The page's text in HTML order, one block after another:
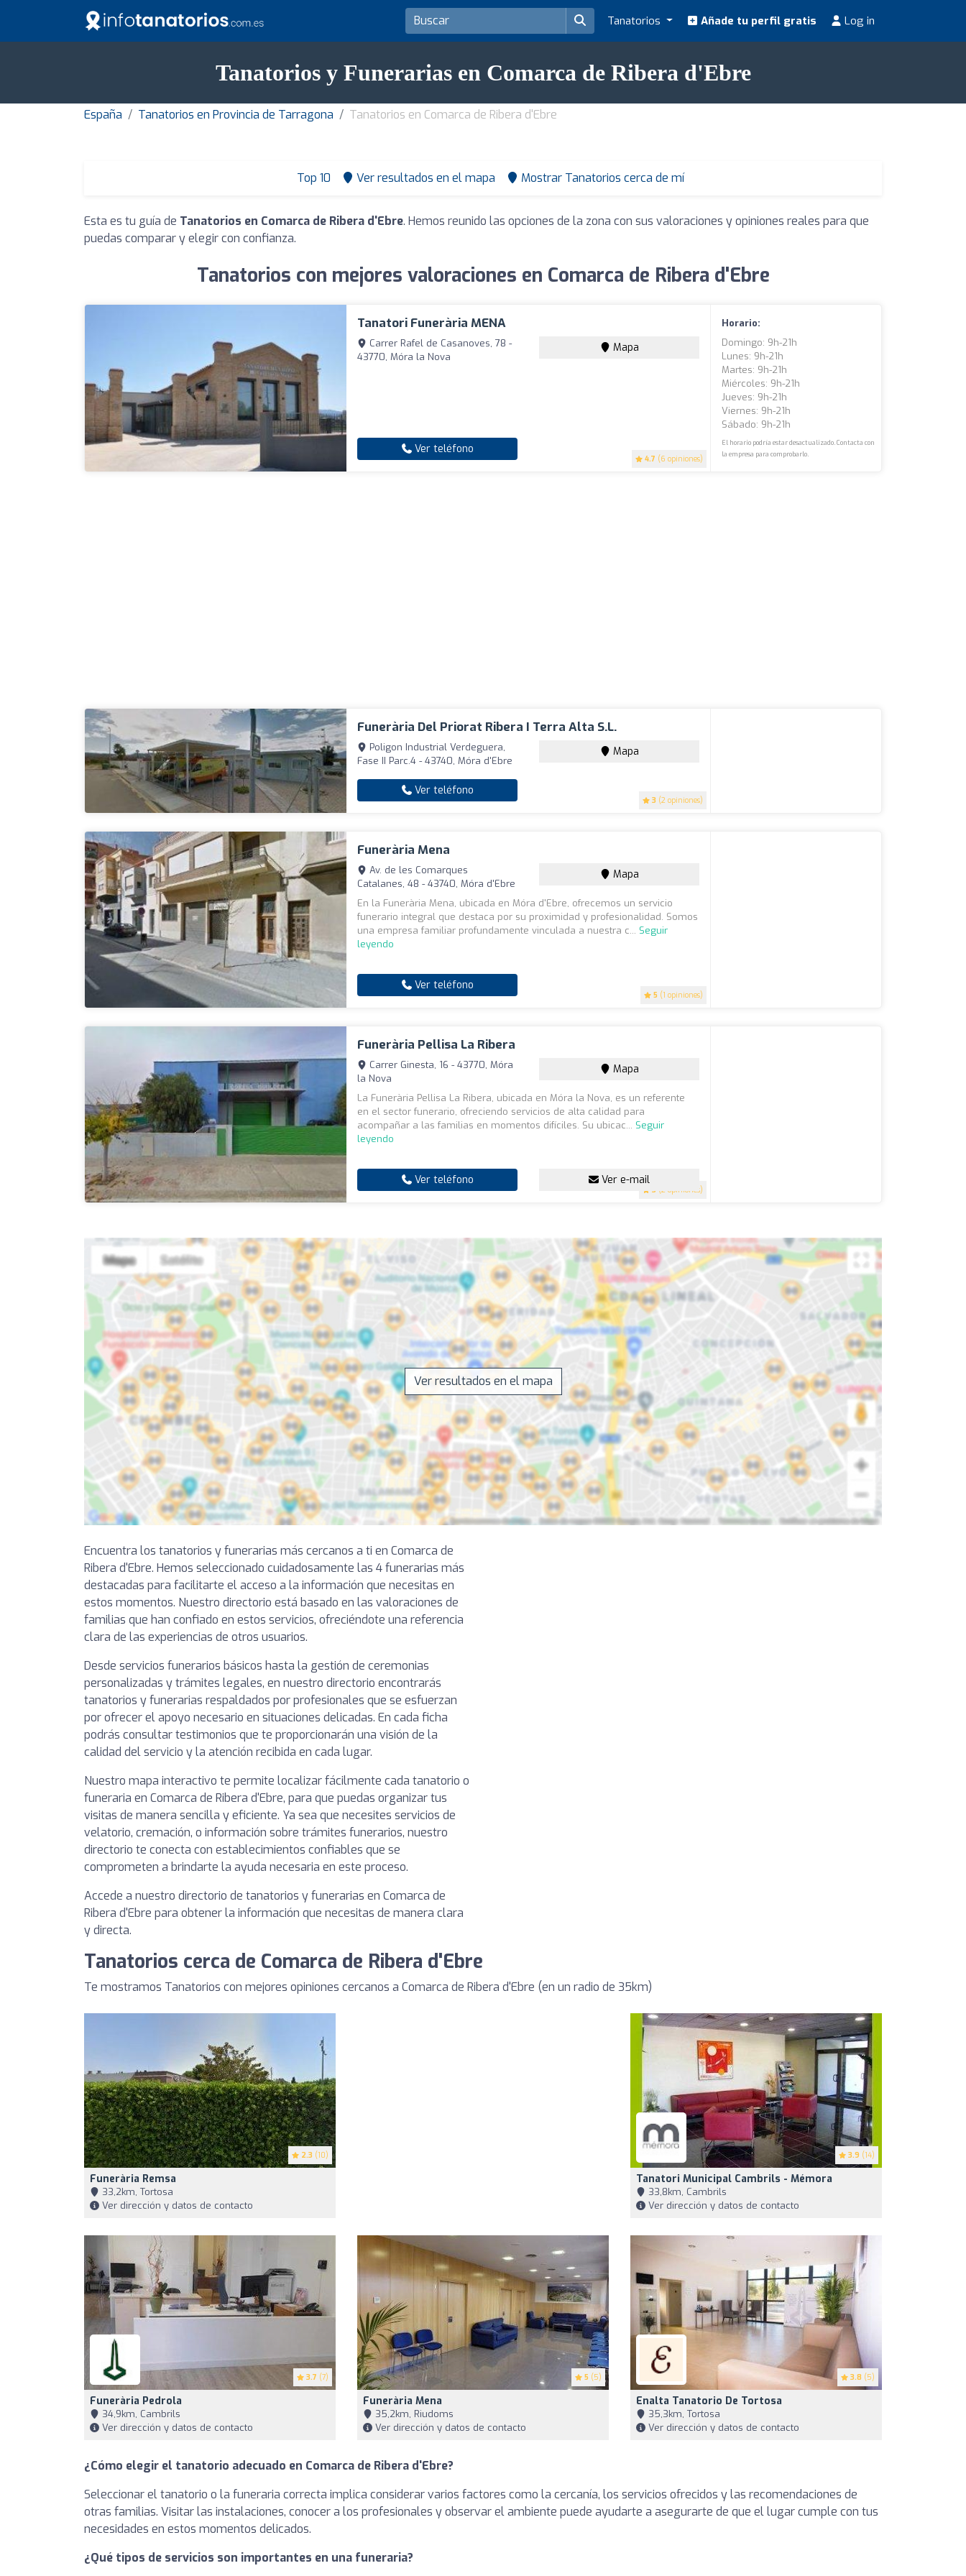
Tanatorios Añade tu perfil gratis Log in
Tanatorios y Funerarias en Comarca de Ribera d'Ebre
España Tanatorios en Provincia de Tarragona Tanatorios en Comarca de Ribera d'Ebre
Top 10 Ver resultados en el mapa Mostrar Tanatorios cerca de mí
Esta es tu guía de Tanatorios en Comarca de Ribera d'Ebre. Hemos reunido las opciones de la zona con sus valoraciones y opiniones reales para que
puedas comparar y elegir con confianza.
Tanatorios con mejores valoraciones en Comarca de Ribera d'Ebre
Tanatori Funerària MENA
4.7 (6 opiniones)
Carrer Rafel de Casanoves, 78 -
43770, Móra la Nova
Mapa
Ver teléfono
Horario:
Domingo: 9h-21h
Lunes: 9h-21h
Martes: 9h-21h
Miércoles: 9h-21h
Jueves: 9h-21h
Viernes: 9h-21h
Sábado: 9h-21h
El horario podría estar desactualizado. Contacta con
la empresa para comprobarlo.
Funerària Del Priorat Ribera I Terra Alta S.l.
3 (2 opiniones)
Poligon Industrial Verdeguera,
Fase II Parc.4 - 43740, Móra d'Ebre
Mapa
Ver teléfono
Funerària Mena
5 (1 opiniones)
Av. de les Comarques
Catalanes, 48 - 43740, Móra d'Ebre
Mapa
En la Funerària Mena, ubicada en Móra d'Ebre, ofrecemos un servicio
funerario integral que destaca por su proximidad y profesionalidad. Somos
una empresa familiar profundamente vinculada a nuestra c... Seguir
leyendo
Ver teléfono
Funerària Pellisa La Ribera
3 (2 opiniones)
Carrer Ginesta, 16 - 43770, Móra
la Nova
Mapa
La Funerària Pellisa La Ribera, ubicada en Móra la Nova, es un referente
en el sector funerario, ofreciendo servicios de alta calidad para
acompañar a las familias en momentos difíciles. Su ubicac... Seguir
leyendo
Ver teléfono Ver e-mail
Ver resultados en el mapa
Encuentra los tanatorios y funerarias más cercanos a ti en Comarca de
Ribera d'Ebre. Hemos seleccionado cuidadosamente las 4 funerarias más
destacadas para facilitarte el acceso a la información que necesitas en
estos momentos. Nuestro directorio está basado en las valoraciones de
familias que han confiado en estos servicios, ofreciéndote una referencia
clara de las experiencias de otros usuarios.
Desde servicios funerarios básicos hasta la gestión de ceremonias
personalizadas y trámites legales, en nuestro directorio encontrarás
tanatorios y funerarias respaldados por profesionales que se esfuerzan
por ofrecer el apoyo necesario en situaciones delicadas. En cada ficha
podrás consultar testimonios que te proporcionarán una visión de la
calidad del servicio y la atención recibida en cada lugar.
Nuestro mapa interactivo te permite localizar fácilmente cada tanatorio o
funeraria en Comarca de Ribera d'Ebre, para que puedas organizar tus
visitas de manera sencilla y eficiente. Ya sea que necesites servicios de
velatorio, cremación, o información sobre trámites funerarios, nuestro
directorio te conecta con establecimientos confiables que se
comprometen a brindarte la ayuda necesaria en este proceso.
Accede a nuestro directorio de tanatorios y funerarias en Comarca de
Ribera d'Ebre para obtener la información que necesitas de manera clara
y directa.
Tanatorios cerca de Comarca de Ribera d'Ebre
Te mostramos Tanatorios con mejores opiniones cercanos a Comarca de Ribera d'Ebre (en un radio de 35km)
2.3 (10)
Funerària Remsa
33,2km, Tortosa
Ver dirección y datos de contacto
3.9 (14)
Tanatori Municipal Cambrils - Mémora
33,8km, Cambrils
Ver dirección y datos de contacto
3.7 (7)
Funerària Pedrola
34,9km, Cambrils
Ver dirección y datos de contacto
5 (5)
Funerària Mena
35,2km, Riudoms
Ver dirección y datos de contacto
3.8 (5)
Enalta Tanatorio De Tortosa
35,3km, Tortosa
Ver dirección y datos de contacto
¿Cómo elegir el tanatorio adecuado en Comarca de Ribera d'Ebre?
Seleccionar el tanatorio o la funeraria correcta implica considerar varios factores como la cercanía, los servicios ofrecidos y las recomendaciones de
otras familias. Visitar las instalaciones, conocer a los profesionales y observar el ambiente puede ayudarte a asegurarte de que el lugar cumple con tus
necesidades en estos momentos delicados.
¿Qué tipos de servicios son importantes en una funeraria?